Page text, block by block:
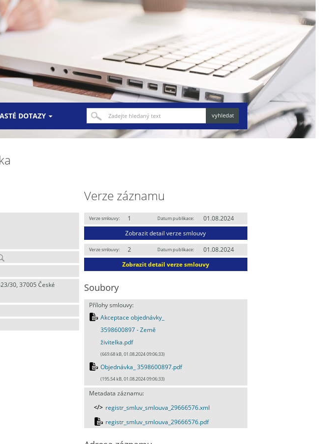
DOTAZY
30, 37005 České
Verze záznamu
Verze smlouvy: 1 Datum publikace:
01.08.2024
Zobrazit detail verze smlouvy
Verze smlouvy: 2 Datum publikace:
01.08.2024
Zobrazit detail verze smlouvy
Soubory
Přílohy smlouvy:
Akceptace objednávky_
3598600897 - Země
živitelka.pdf
(669.68 kB, 01.08.2024 09:06:33)
Objednávka_ 3598600897.pdf
(195.54 kB, 01.08.2024 09:06:33)
Metadata záznamu:
registr_smluv_smlouva_29666576.xml
registr_smluv_smlouva_29666576.pdf